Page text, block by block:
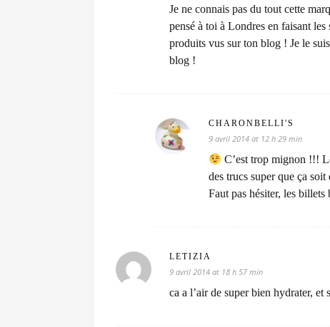
Je ne connais pas du tout cette
pensé à toi à Londres en faisant les
produits vus sur ton blog ! Je le
blog !
CHARONBELLI'S
9 avril 2014 at 12 h 29 min
C’est trop mignon !!!
des trucs super que ça
Faut pas hésiter, les billets
LETIZIA
9 avril 2014 at 18 h 57 min
ca a l’air de super bien hydrater,